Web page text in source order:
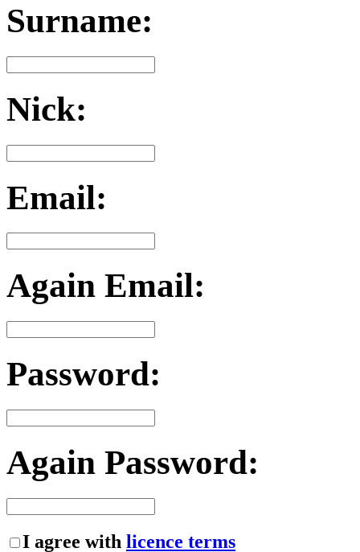
Surname:
Nick:
Email:
Again Email:
Password:
Again Password:
I agree with licence terms